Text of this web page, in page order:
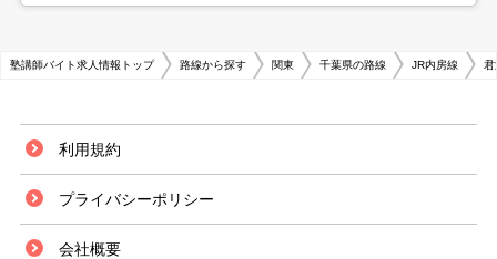
塾講師バイト求人情報トップ 路線から探す 関東 千葉県の路線 JR内房線 君
利用規約
プライバシーポリシー
会社概要